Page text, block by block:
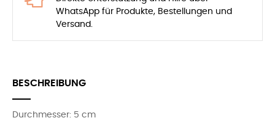
WhatsApp für Produkte, Bestellungen und
Versand.
BESCHREIBUNG
Durchmesser: 5 cm